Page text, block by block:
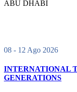
ABU DHABI
08 - 12 Ago 2026
INTERNATIONAL
GENERATIONS